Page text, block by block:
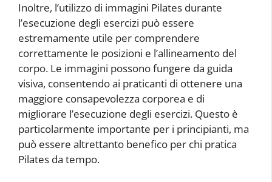
Inoltre, l’utilizzo di immagini Pilates durante
l’esecuzione degli esercizi può essere
estremamente utile per comprendere
correttamente le posizioni e l’allineamento del
corpo. Le immagini possono fungere da guida
visiva, consentendo ai praticanti di ottenere una
maggiore consapevolezza corporea e di
migliorare l’esecuzione degli esercizi. Questo è
particolarmente importante per i principianti, ma
può essere altrettanto benefico per chi pratica
Pilates da tempo.